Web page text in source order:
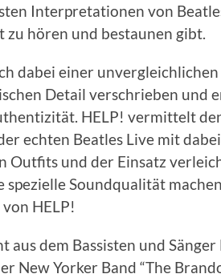
Interpretationen von
zu hören und bestaunen gibt.
dabei einer
Detail verschrieben und
HELP! vermittelt
echten Beatles Live mit
Outfits und der Einsatz
Soundqualität
HELP!
aus dem Bassisten und
New Yorker Band “The